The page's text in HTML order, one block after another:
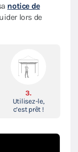
notice de
lors de
3.
Utilisez-le,
c’est prêt !